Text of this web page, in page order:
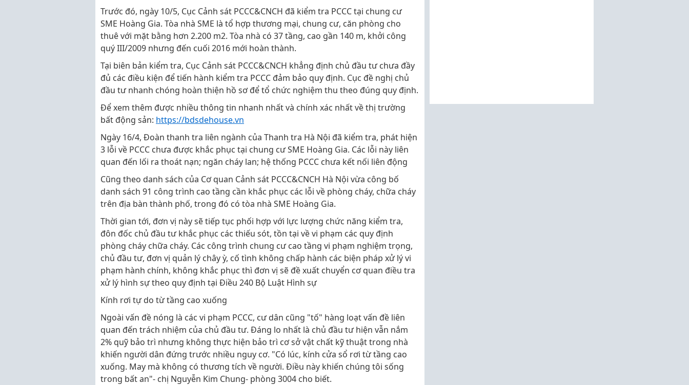
Trước đó, ngày 10/5, Cục Cảnh sát PCCC&CNCH đã kiểm tra PCCC tại chung cư
SME Hoàng Gia. Tòa nhà SME là tổ hợp thương mại, chung cư, căn phòng cho
thuê với mặt bằng hơn 2.200 m2. Tòa nhà có 37 tầng, cao gần 140 m, khởi công
quý III/2009 nhưng đến cuối 2016 mới hoàn thành.
Tại biên bản kiểm tra, Cục Cảnh sát PCCC&CNCH khẳng định chủ đầu tư chưa đầy
đủ các điều kiện để tiến hành kiểm tra PCCC đảm bảo quy định. Cục đề nghị chủ
đầu tư nhanh chóng hoàn thiện hồ sơ để tổ chức nghiệm thu theo đúng quy định.
Để xem thêm được nhiều thông tin nhanh nhất và chính xác nhất về thị trường
bất động sản: https://bdsdehouse.vn
Ngày 16/4, Đoàn thanh tra liên ngành của Thanh tra Hà Nội đã kiểm tra, phát hiện
3 lỗi về PCCC chưa được khắc phục tại chung cư SME Hoàng Gia. Các lỗi này liên
quan đến lối ra thoát nạn; ngăn cháy lan; hệ thống PCCC chưa kết nối liên động
Cũng theo danh sách của Cơ quan Cảnh sát PCCC&CNCH Hà Nội vừa công bố
danh sách 91 công trình cao tầng cần khắc phục các lỗi về phòng cháy, chữa cháy
trên địa bàn thành phố, trong đó có tòa nhà SME Hoàng Gia.
Thời gian tới, đơn vị này sẽ tiếp tục phối hợp với lực lượng chức năng kiểm tra,
đôn đốc chủ đầu tư khắc phục các thiếu sót, tồn tại về vi phạm các quy định
phòng cháy chữa cháy. Các công trình chung cư cao tầng vi phạm nghiệm trọng,
chủ đầu tư, đơn vị quản lý chây ỳ, cố tình không chấp hành các biện pháp xử lý vi
phạm hành chính, không khắc phục thì đơn vị sẽ đề xuất chuyển cơ quan điều tra
xử lý hình sự theo quy định tại Điều 240 Bộ Luật Hình sự
Kính rơi tự do từ tầng cao xuống
Ngoài vấn đề nóng là các vi phạm PCCC, cư dân cũng "tố" hàng loạt vấn đề liên
quan đến trách nhiệm của chủ đầu tư. Đáng lo nhất là chủ đầu tư hiện vẫn nắm
2% quỹ bảo trì nhưng không thực hiện bảo trì cơ sở vật chất kỹ thuật trong nhà
khiến người dân đứng trước nhiều nguy cơ. "Có lúc, kính cửa sổ rơi từ tầng cao
xuống. May mà không có thương tích về người. Điều này khiến chúng tôi sống
trong bất an"- chị Nguyễn Kim Chung- phòng 3004 cho biết.